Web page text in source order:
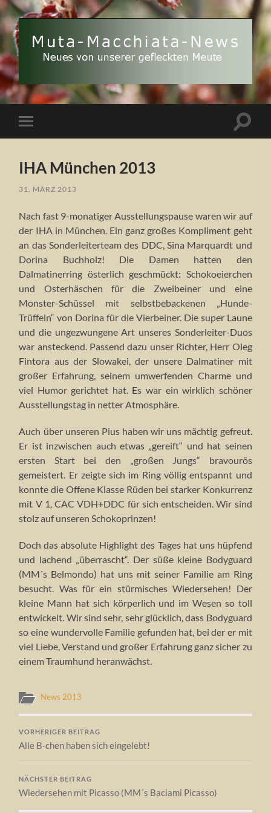
Muta
Macchiata-
News
Mobile-
Menü
IHA München 2013
31. MÄRZ 2013
Nach fast 9-monatiger Ausstellungspause waren wir auf
der IHA in München. Ein ganz großes Kompliment geht
an das Sonderleiterteam des DDC, Sina Marquardt und
Dorina Buchholz! Die Damen hatten den
Dalmatinerring österlich geschmückt: Schokoeierchen
und Osterhäschen für die Zweibeiner und eine
Monster-Schüssel mit selbstbebackenen „Hunde-
Trüffeln“ von Dorina für die Vierbeiner. Die super Laune
und die ungezwungene Art unseres Sonderleiter-Duos
war ansteckend. Passend dazu unser Richter, Herr Oleg
Fintora aus der Slowakei, der unsere Dalmatiner mit
großer Erfahrung, seinem umwerfenden Charme und
viel Humor gerichtet hat. Es war ein wirklich schöner
Ausstellungstag in netter Atmosphäre.
Auch über unseren Pius haben wir uns mächtig gefreut.
Er ist inzwischen auch etwas „gereift“ und hat seinen
ersten Start bei den „großen Jungs“ bravourös
gemeistert. Er zeigte sich im Ring völlig entspannt und
konnte die Offene Klasse Rüden bei starker Konkurrenz
mit V 1, CAC VDH+DDC für sich entscheiden. Wir sind
stolz auf unseren Schokoprinzen!
Doch das absolute Highlight des Tages hat uns hüpfend
und lachend „überrascht“. Der süße kleine Bodyguard
(MM´s Belmondo) hat uns mit seiner Familie am Ring
besucht. Was für ein stürmisches Wiedersehen! Der
kleine Mann hat sich körperlich und im Wesen so toll
entwickelt. Wir sind sehr, sehr glücklich, dass Bodyguard
so eine wundervolle Familie gefunden hat, bei der er mit
viel Liebe, Verstand und großer Erfahrung ganz sicher zu
einem Traumhund heranwächst.
News 2013
VORHERIGER BEITRAG
Alle B-chen haben sich eingelebt!
NÄCHSTER BEITRAG
Wiedersehen mit Picasso (MM´s Baciami Picasso)